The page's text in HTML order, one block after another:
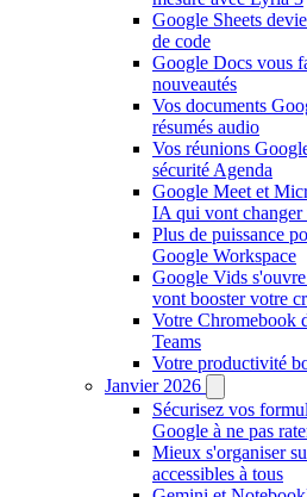
Google Sheets
de code
Google Docs vous
nouveautés
Vos documents
résumés audio
Vos réunions
sécurité Agenda
Google Meet et
IA qui vont changer
Plus de puissance
Google Workspace
Google Vids
vont booster votre
Votre Chromebook
Teams
Votre productivité
Janvier 2026
Sécurisez vos
Google à ne pas
Mieux s'organiser
accessibles à tous